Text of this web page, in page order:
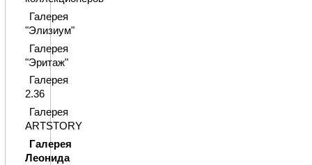
Галерея
"Элизиум"
Галерея
"Эритаж"
Галерея
2.36
Галерея
ARTSTORY
Галерея
Леонида